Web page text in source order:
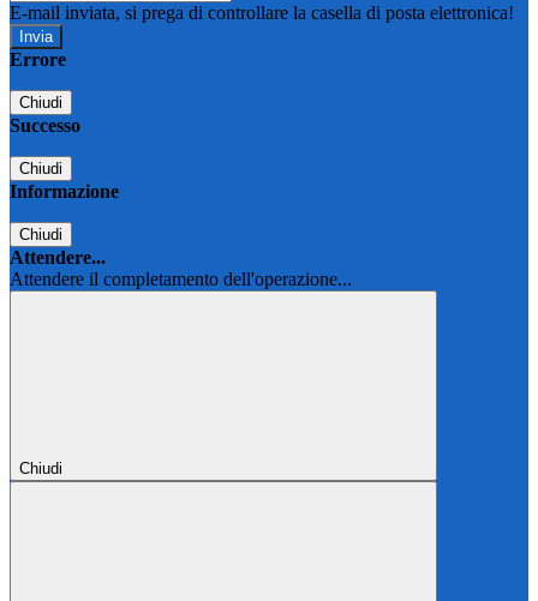
E-mail inviata, si prega di controllare la casella di posta elettronica!
Errore
Chiudi
Successo
Chiudi
Informazione
Chiudi
Attendere...
Attendere il completamento dell'operazione...
Chiudi